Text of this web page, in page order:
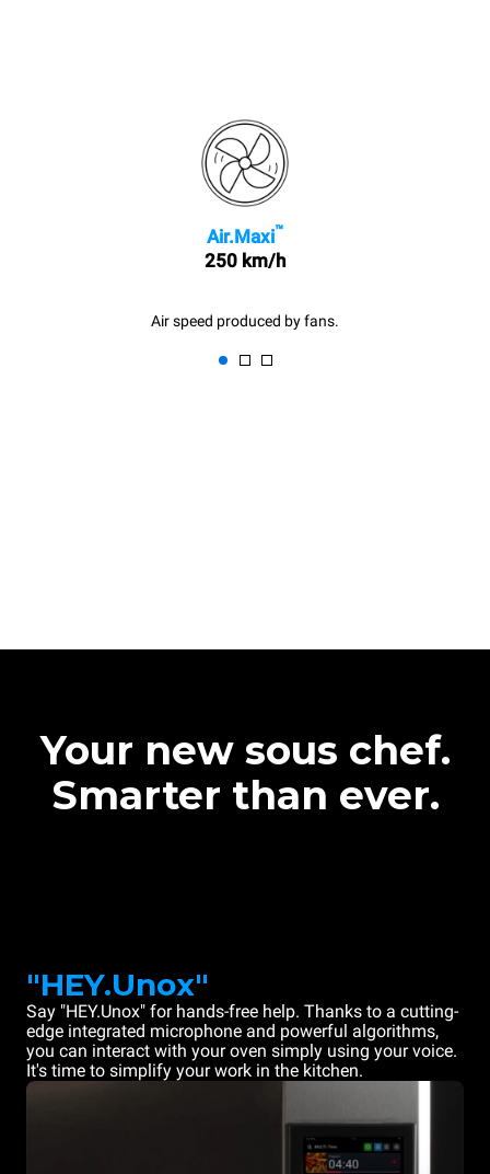
Air.Maxi™
250 km/h
Air speed produced by fans.
Your new sous chef.
Smarter than ever.
"HEY.Unox"
Say "HEY.Unox" for hands-free help. Thanks to a cutting-
edge integrated microphone and powerful algorithms,
you can interact with your oven simply using your voice.
It's time to simplify your work in the kitchen.